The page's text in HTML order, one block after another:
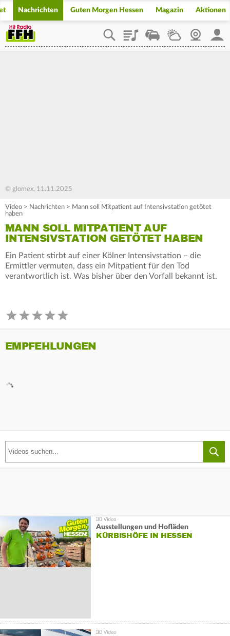
Nachrichten Guten Morgen Hessen Magazin Aktionen
PlaylistStaupilotWetterWebcam
© glomex, 11.11.2025
Video > Nachrichten > Mann soll Mitpatient auf Intensivstation getötet
haben
MANN SOLL MITPATIENT AUF
INTENSIVSTATION GETÖTET HABEN
Ein Patient stirbt auf einer Kölner Intensivstation – die
Ermittler vermuten, dass ein Mitpatient für den Tod
verantwortlich ist. Was bisher über den Vorfall bekannt ist.
EMPFEHLUNGEN
Ausstellungen und Hofläden
KÜRBISHÖFE IN HESSEN